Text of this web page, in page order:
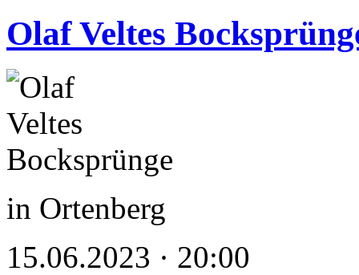
Olaf Veltes
in Ortenberg
15.06.2023 · 20:00